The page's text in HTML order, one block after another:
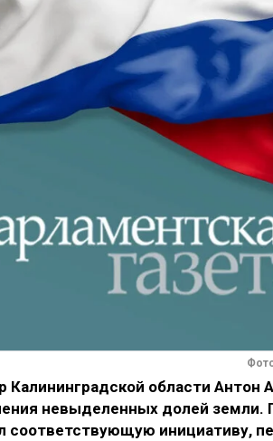
Калининградской области
невыделенных долей земли.
соответствующую инициативу,